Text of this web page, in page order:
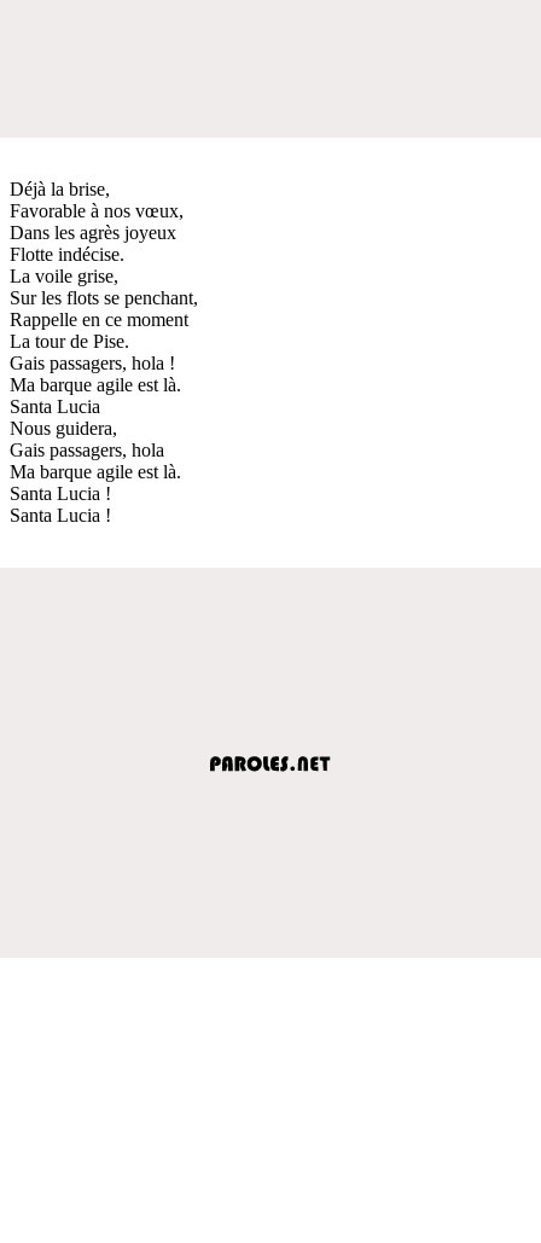
Déjà la brise,
Favorable à nos vœux,
Dans les agrès joyeux
Flotte indécise.
La voile grise,
Sur les flots se penchant,
Rappelle en ce moment
La tour de Pise.
Gais passagers, hola !
Ma barque agile est là.
Santa Lucia
Nous guidera,
Gais passagers, hola
Ma barque agile est là.
Santa Lucia !
Santa Lucia !